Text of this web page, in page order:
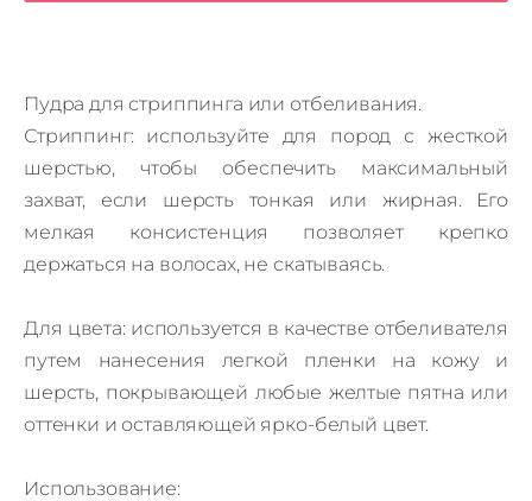
Пудра для стриппинга или отбеливания.
Стриппинг: используйте для пород с жесткой
шерстью, чтобы обеспечить максимальный
захват, если шерсть тонкая или жирная. Его
мелкая консистенция позволяет крепко
держаться на волосах, не скатываясь.
Для цвета: используется в качестве отбеливателя
путем нанесения легкой пленки на кожу и
шерсть, покрывающей любые желтые пятна или
оттенки и оставляющей ярко-белый цвет.
Использование: